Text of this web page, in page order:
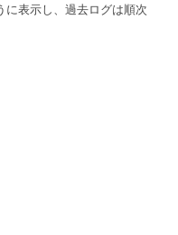
に表示し、過去ログは順次